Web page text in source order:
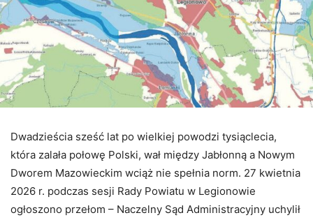
Dwadzieścia sześć lat po wielkiej powodzi tysiąclecia,
która zalała połowę Polski, wał między Jabłonną a Nowym
Dworem Mazowieckim wciąż nie spełnia norm. 27 kwietnia
2026 r. podczas sesji Rady Powiatu w Legionowie
ogłoszono przełom – Naczelny Sąd Administracyjny uchylił